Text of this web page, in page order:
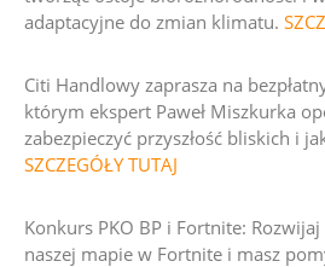
adaptacyjne do zmian klimatu.
Citi Handlowy zaprasza na
którym ekspert Paweł Miszkurka
zabezpieczyć przyszłość bliskich i
SZCZEGÓŁY TUTAJ
Konkurs PKO BP i Fortnite:
naszej mapie w Fortnite i masz